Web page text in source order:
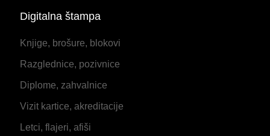
Digitalna štampa
Knjige, brošure, blokovi
Razglednice, pozivnice
Diplome, zahvalnice
Vizit kartice, akreditacije
Letci, flajeri, afiši